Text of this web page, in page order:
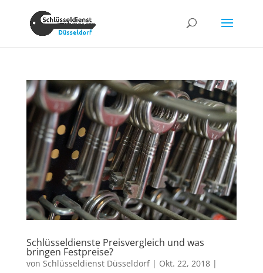
Schlüsseldienste Preisvergleich und was
bringen Festpreise?
von Schlüsseldienst Düsseldorf| Okt. 22, 2018|